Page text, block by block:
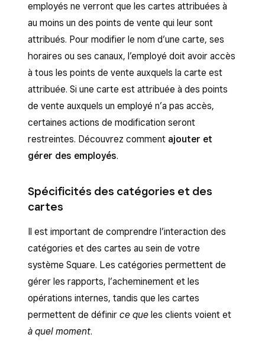
employés ne verront que les cartes attribuées à
au moins un des points de vente qui leur sont
attribués. Pour modifier le nom d’une carte, ses
horaires ou ses canaux, l’employé doit avoir accès
à tous les points de vente auxquels la carte est
attribuée. Si une carte est attribuée à des points
de vente auxquels un employé n’a pas accès,
certaines actions de modification seront
restreintes. Découvrez comment ajouter et
gérer des employés.
Spécificités des catégories et des
cartes
Il est important de comprendre l’interaction des
catégories et des cartes au sein de votre
système Square. Les catégories permettent de
gérer les rapports, l’acheminement et les
opérations internes, tandis que les cartes
permettent de définir ce que les clients voient et
à quel moment.